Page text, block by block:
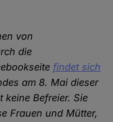
von
die
findet sich
am 8. Mai dieser
keine Befreier. Sie
Frauen und Mütter,